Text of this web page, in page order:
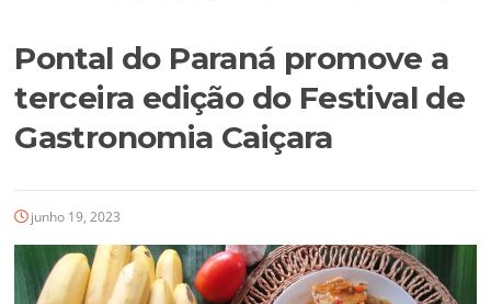
Pontal do Paraná promove a
terceira edição do Festival de
Gastronomia Caiçara
junho 19, 2023